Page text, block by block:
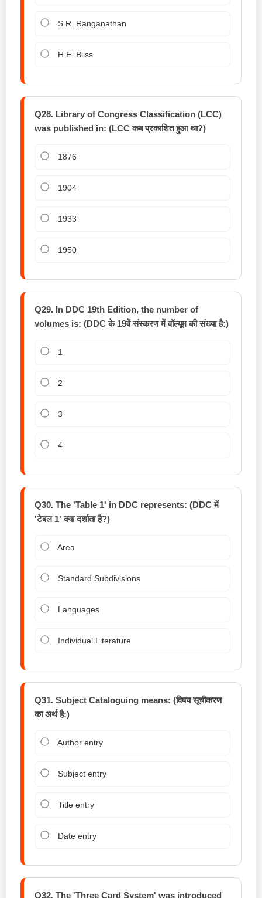
S.R. Ranganathan
H.E. Bliss
Q28. Library of Congress Classification (LCC)
was published in: (LCC कब प्रकाशित हुआ था?)
1876
1904
1933
1950
Q29. In DDC 19th Edition, the number of
volumes is: (DDC के 19वें संस्करण में वॉल्यूम की संख्या है:)
1
2
3
4
Q30. The 'Table 1' in DDC represents: (DDC में
'टेबल 1' क्या दर्शाता है?)
Area
Standard Subdivisions
Languages
Individual Literature
Q31. Subject Cataloguing means: (विषय सूचीकरण
का अर्थ है:)
Author entry
Subject entry
Title entry
Date entry
Q32. The 'Three Card System' was introduced